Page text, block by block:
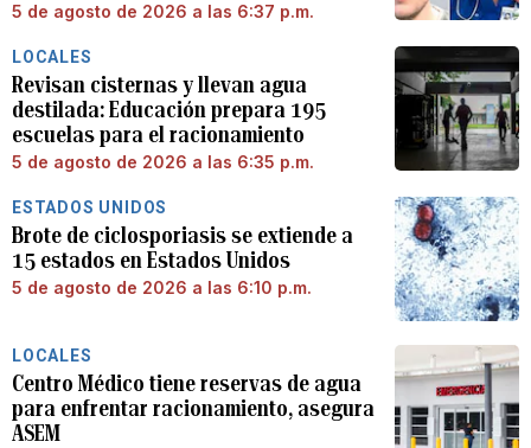
5 de agosto de 2026 a las 6:37 p.m.
LOCALES
Revisan cisternas y llevan agua
destilada: Educación prepara 195
escuelas para el racionamiento
5 de agosto de 2026 a las 6:35 p.m.
ESTADOS UNIDOS
Brote de ciclosporiasis se extiende a
15 estados en Estados Unidos
5 de agosto de 2026 a las 6:10 p.m.
LOCALES
Centro Médico tiene reservas de agua
para enfrentar racionamiento, asegura
ASEM